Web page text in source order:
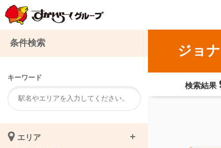
ジョ
検索結果
条件検索
キーワード
エリア